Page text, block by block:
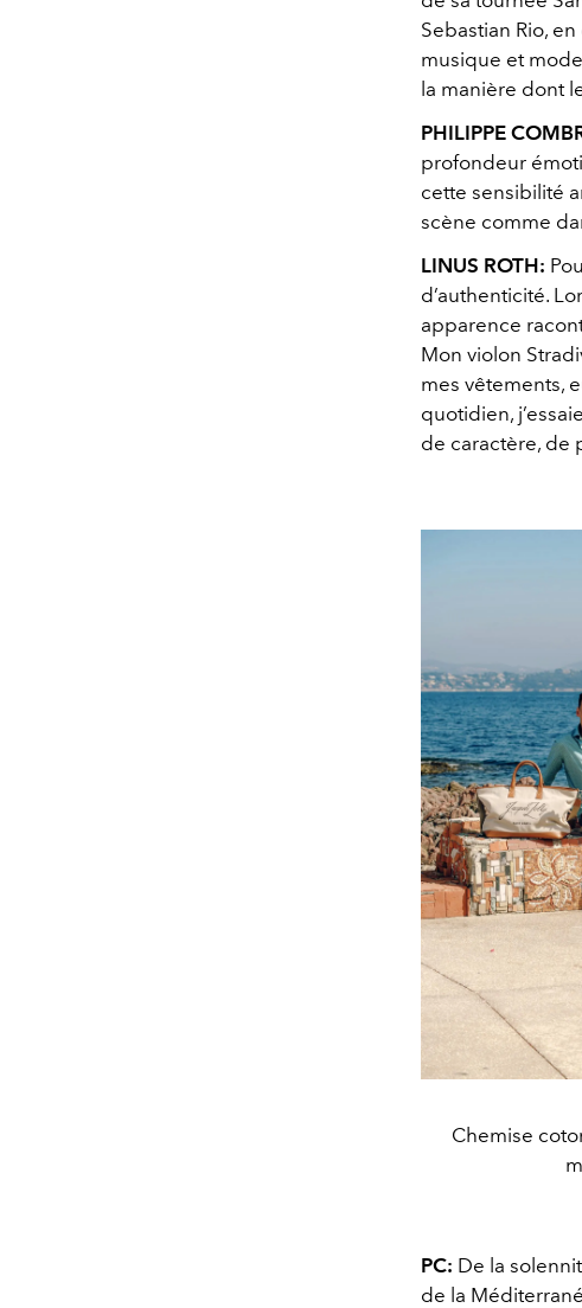
Sebastian Rio,
musique et
la manière dont
PHILIPPE
profondeur
cette sensibilité
scène comme
LINUS ROTH:
d’authenticité.
apparence
Mon violon
mes vêtements,
quotidien,
de caractère, de
Chemise
PC: De la
de la